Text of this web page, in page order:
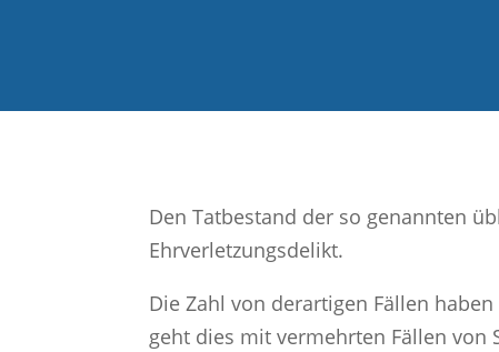
Den Tatbestand der so genannten
Ehrverletzungsdelikt.
Die Zahl von derartigen Fällen
geht dies mit vermehrten Fällen von